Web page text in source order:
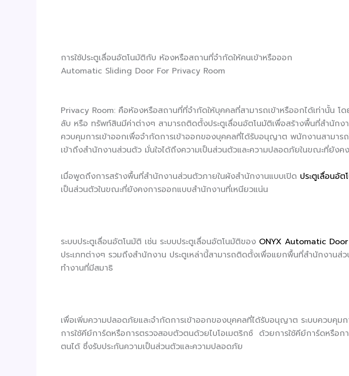
การใช้ประตูเลื่อนอัตโนมัติกับ ห้องหรือสถานที่จำกัดให้คนเข้าหรือออก
Automatic Sliding Door For Privacy Room
Privacy Room: คือห้องหรือสถานที่ที่จำกัดให้บุคคลที่สามารถเข้าหรืออกได้เท่านั้น
ลับ หรือ ทรัพท์สินมีค่าต่างๆ สามารถติดตั้งประตูเลื่อนอัตโนมัติเพื่อสร้างพื้นที่สำนักง
ควบคุมการเข้าออกเพื่อจำกัดการเข้าออกของบุคคลที่ได้รับอนุญาต พนักงานสามา
เข้าถึงสำนักงานส่วนตัว มั่นใจได้ถึงความเป็นส่วนตัวและความปลอดภัยในขณะที่ยัง
เมื่อพูดถึงการสร้างพื้นที่สำนักงานส่วนตัวภายในผังสำนักงานแบบเปิด ประตูเลื่อนอัต
เป็นส่วนตัวในขณะที่ยังคงการออกแบบสำนักงานที่เหนียวแน่น
ระบบประตูเลื่อนอัตโนมัติ เช่น ระบบประตูเลื่อนอัตโนมัติของ ONYX Automatic Door
ประเภทต่างๆ รวมถึงสำนักงาน ประตูเหล่านี้สามารถติดตั้งเพื่อแยกพื้นที่สำนักงาน
ทำงานที่มีสมาธิ
เพื่อเพิ่มความปลอดภัยและจำกัดการเข้าออกของบุคคลที่ได้รับอนุญาต ระบบควบคุม
การใช้คีย์การ์ดหรือการตรวจสอบตัวตนด้วยไบโอเมตริกซ์ ด้วยการใช้คีย์การ์ดหรือ
ตนได้ ซึ่งรับประกันความเป็นส่วนตัวและความปลอดภัย